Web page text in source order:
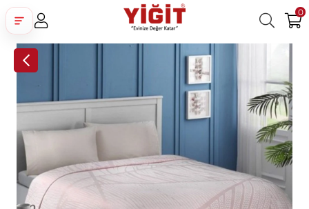
0
Facebook İle Bağlan
Google İle Bağlan